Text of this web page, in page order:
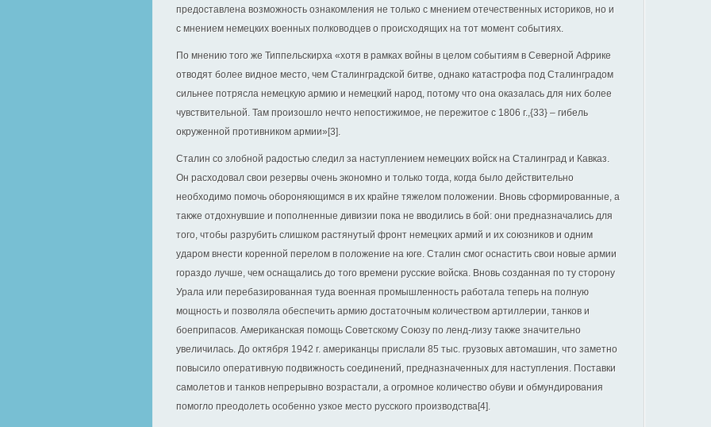
предоставлена возможность ознакомления не только с мнением отечественных историков, но и
с мнением немецких военных полководцев о происходящих на тот момент событиях.
По мнению того же Типпельскирха «хотя в рамках войны в целом событиям в Северной Африке
отводят более видное место, чем Сталинградской битве, однако катастрофа под Сталинградом
сильнее потрясла немецкую армию и немецкий народ, потому что она оказалась для них более
чувствительной. Там произошло нечто непостижимое, не пережитое с 1806 г.,{33} – гибель
окруженной противником армии»[3].
Сталин со злобной радостью следил за наступлением немецких войск на Сталинград и Кавказ.
Он расходовал свои резервы очень экономно и только тогда, когда было действительно
необходимо помочь обороняющимся в их крайне тяжелом положении. Вновь сформированные, а
также отдохнувшие и пополненные дивизии пока не вводились в бой: они предназначались для
того, чтобы разрубить слишком растянутый фронт немецких армий и их союзников и одним
ударом внести коренной перелом в положение на юге. Сталин смог оснастить свои новые армии
гораздо лучше, чем оснащались до того времени русские войска. Вновь созданная по ту сторону
Урала или перебазированная туда военная промышленность работала теперь на полную
мощность и позволяла обеспечить армию достаточным количеством артиллерии, танков и
боеприпасов. Американская помощь Советскому Союзу по ленд-лизу также значительно
увеличилась. До октября 1942 г. американцы прислали 85 тыс. грузовых автомашин, что заметно
повысило оперативную подвижность соединений, предназначенных для наступления. Поставки
самолетов и танков непрерывно возрастали, а огромное количество обуви и обмундирования
помогло преодолеть особенно узкое место русского производства[4].